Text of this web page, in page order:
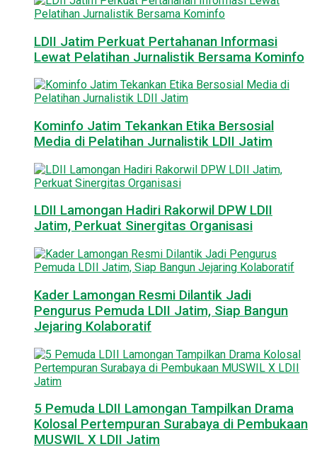
LDII Jatim Perkuat Pertahanan Informasi
Lewat Pelatihan Jurnalistik Bersama Kominfo
Kominfo Jatim Tekankan Etika Bersosial
Media di Pelatihan Jurnalistik LDII Jatim
LDII Lamongan Hadiri Rakorwil DPW LDII
Jatim, Perkuat Sinergitas Organisasi
Kader Lamongan Resmi Dilantik Jadi
Pengurus Pemuda LDII Jatim, Siap Bangun
Jejaring Kolaboratif
5 Pemuda LDII Lamongan Tampilkan Drama
Kolosal Pertempuran Surabaya di Pembukaan
MUSWIL X LDII Jatim